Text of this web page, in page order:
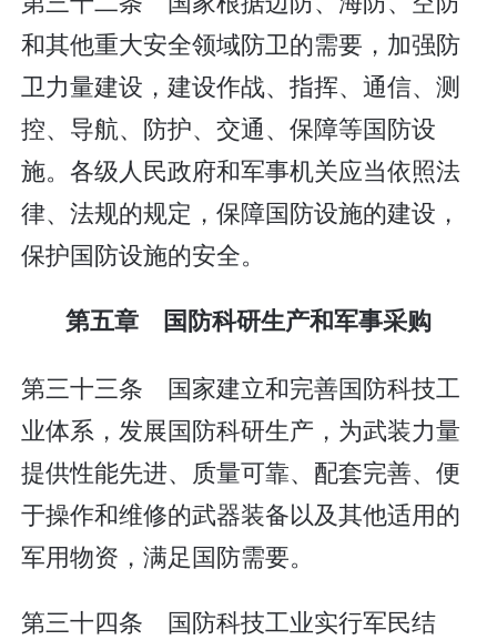
和其他重大安全领域防卫的需要，加强防
卫力量建设，建设作战、指挥、通信、测
控、导航、防护、交通、保障等国防设
施。各级人民政府和军事机关应当依照法
律、法规的规定，保障国防设施的建设，
保护国防设施的安全。
第五章 国防科研生产和军事采购
第三十三条 国家建立和完善国防科技工
业体系，发展国防科研生产，为武装力量
提供性能先进、质量可靠、配套完善、便
于操作和维修的武器装备以及其他适用的
军用物资，满足国防需要。
第三十四条 国防科技工业实行军民结